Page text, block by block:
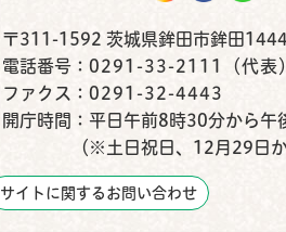
〒311-1592 茨城県鉾田市鉾田
電話番号： 0291-33-2111（代表
ファクス： 0291-32-4443
開庁時間： 平日午前8時30分から午
（※土日祝日、12月29日
サイトに関するお問い合わせ